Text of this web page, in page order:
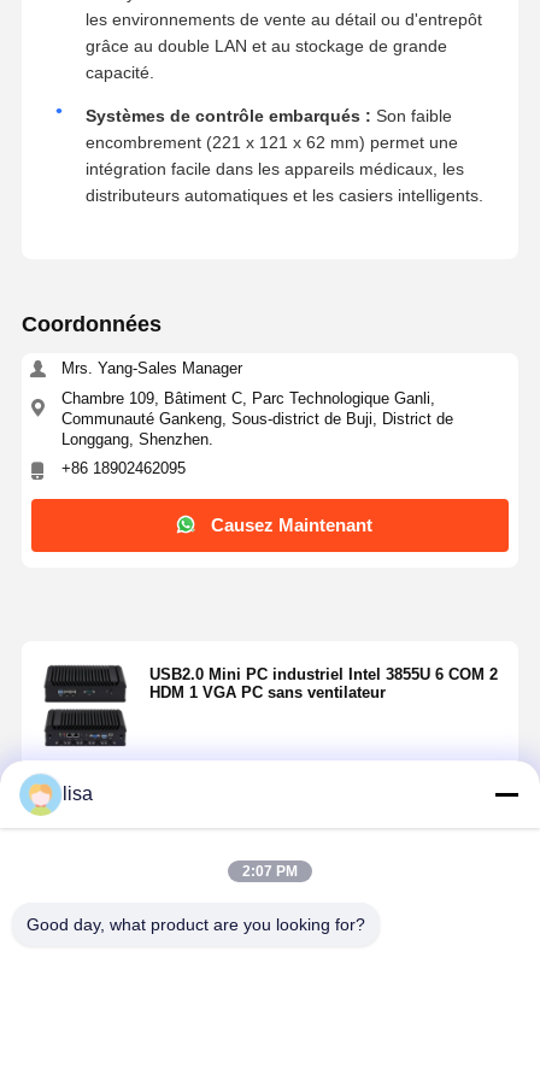
les environnements de vente au détail ou d'entrepôt
grâce au double LAN et au stockage de grande
capacité.
Systèmes de contrôle embarqués : Son faible
encombrement (221 x 121 x 62 mm) permet une
intégration facile dans les appareils médicaux, les
distributeurs automatiques et les casiers intelligents.
Coordonnées
Mrs. Yang-Sales Manager
Chambre 109, Bâtiment C, Parc Technologique Ganli,
Communauté Gankeng, Sous-district de Buji, District de
Longgang, Shenzhen.
+86 18902462095
Causez Maintenant
USB2.0 Mini PC industriel Intel 3855U 6 COM 2
HDM 1 VGA PC sans ventilateur
Produits Recommandés
lisa
2:07 PM
Good day, what product are you looking for?